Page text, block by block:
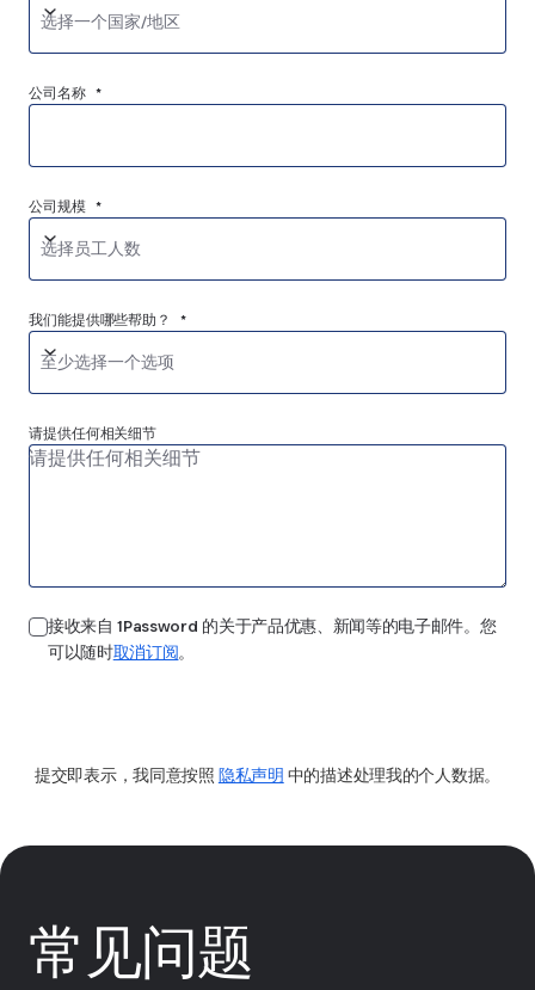
选择一个国家/地区
公司名称 *
公司规模 *
选择员工人数
我们能提供哪些帮助？ *
至少选择一个选项
请提供任何相关细节
接收来自 1Password 的关于产品优惠、新闻等的电子邮件。您
可以随时取消订阅。
提交即表示，我同意按照 隐私声明 中的描述处理我的个人数据。
常见问题